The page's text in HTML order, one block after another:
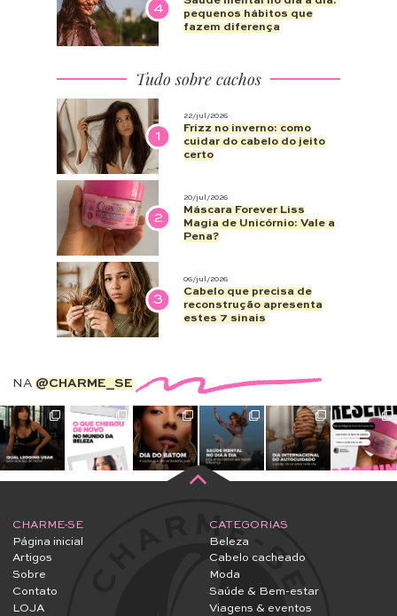
4
pequenos hábitos que
fazem diferença
Tudo sobre cachos
1
22/jul/2026
Frizz no inverno: como
cuidar do cabelo do jeito
certo
2
20/jul/2026
Máscara Forever Liss
Magia de Unicórnio: Vale a
Pena?
3
06/jul/2026
Cabelo que precisa de
reconstrução apresenta
estes 7 sinais
NA @CHARME_SE
CHARME-SE
Página inicial
Artigos
Sobre
Contato
LOJA
CATEGORIAS
Beleza
Cabelo cacheado
Moda
Saúde & Bem-estar
Viagens & eventos